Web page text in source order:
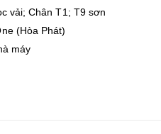
vải; Chân T1; T9 sơn
(Hòa Phát)
máy